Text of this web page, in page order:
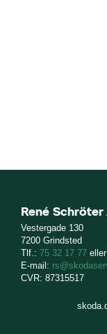
René
Vestergade 130
7200 Grindsted
Tlf.: 75 32 17 77 eller
E-mail:
CVR: 87315517